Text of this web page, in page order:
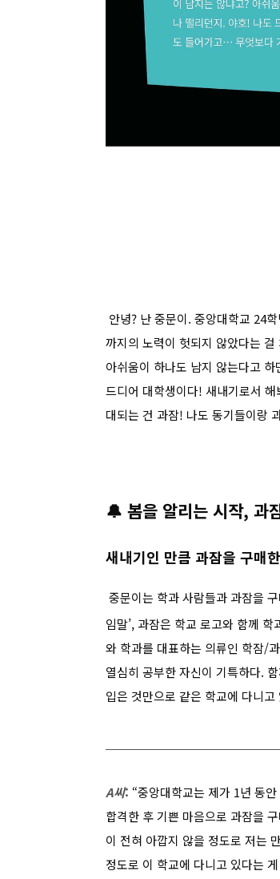
안녕? 난 중문이. 중앙대학교 24
까지의 노력이 헛되지 않았다는
아쉬움이 하나도 남지 않는다고
드디어 대학생이다! 새내기로서
대되는 건 과잠! 나도 동기들이랑
🔔 봄을 알리는 시작, 과
새내기인 만큼 과잠을 구매
중문이는 학과 사람들과 과잠을
임말’, 과잠은 학교 로고와 함께
와 학과를 대표하는 의류인 학잠/
열심히 공부한 자신이 기특하다.
입은 것만으로 같은 학교에 다니
A씨: “중앙대학교는 제가 1년 동
합격한 후 기쁜 마음으로 과잠을
이 전혀 아깝지 않을 정도로 저는
정도로 이 학교에 다니고 있다는